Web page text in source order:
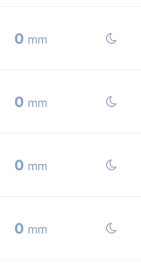
0 mm
0 mm
0 mm
0 mm